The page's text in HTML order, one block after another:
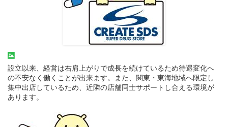
設立以来、経営は右肩上がりで成長を続けているため待遇変化へ
の不安なく働くことが出来ます。また、関東・東海地域へ限定し
集中出店しているため、近隣の店舗同士サポートし合える環境が
あります。